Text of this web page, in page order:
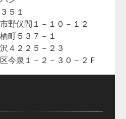
５１
野伏間１－１０－１２
町５３７－１
４２２５－２３
今泉１－２－３０－２Ｆ